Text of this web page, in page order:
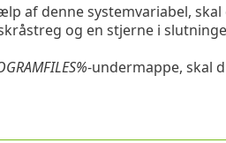
af denne systemvariabel,
og en stjerne i
-undermappe, skal